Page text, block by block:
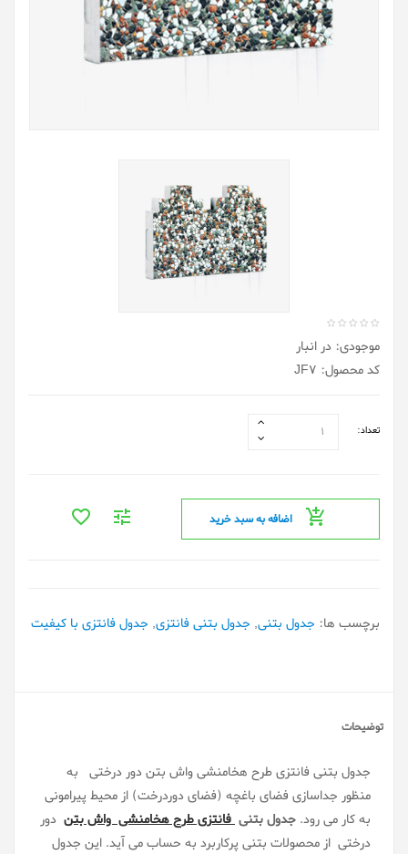
موجودی: در انبار
کد محصول: JF7
تعداد:
اضافه به سبد خرید
برچسب ها: جدول بتنی, جدول بتنی فانتزی, جدول فانتزی با کیفیت
توضیحات
جدول بتنی فانتزی طرح هخامنشی واش بتن دور درختی به
منظور جداسازی فضای باغچه (فضای دوردرخت) از محیط پیرامونی
به کار می رود. جدول بتنی فانتزی طرح هخامنشی واش بتن دور
درختی از محصولات بتنی پرکاربرد به حساب می آید. این جدول